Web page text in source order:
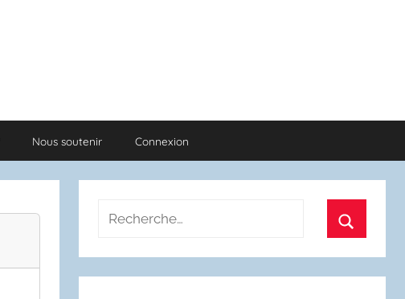
Nous soutenir Connexion
Recherche
: